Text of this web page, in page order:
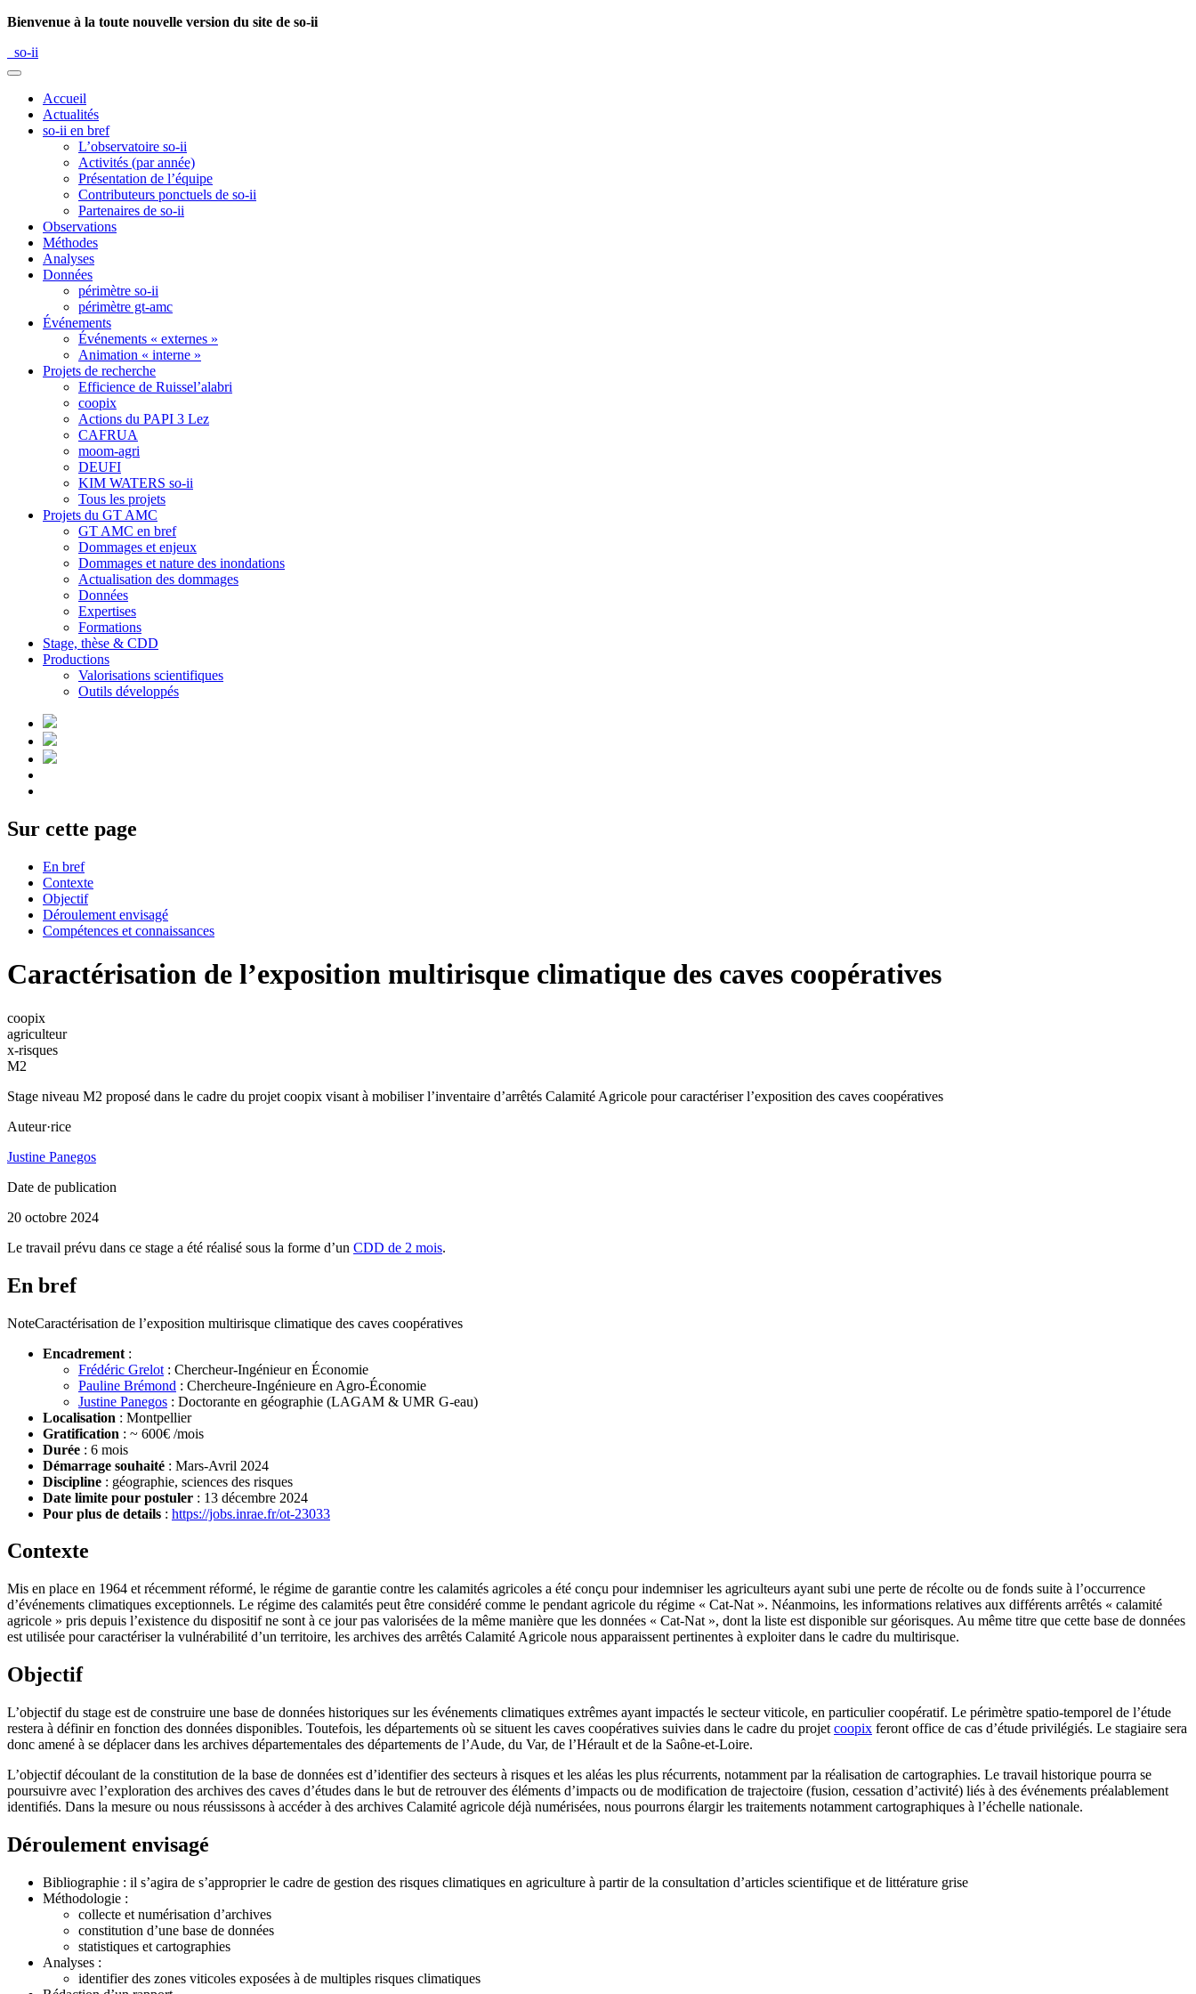
Bienvenue à la toute nouvelle version du site de so-ii
so-ii
Accueil
Actualités
so-ii en bref
L’observatoire so-ii
Activités (par année)
Présentation de l’équipe
Contributeurs ponctuels de so-ii
Partenaires de so-ii
Observations
Méthodes
Analyses
Données
périmètre so-ii
périmètre gt-amc
Événements
Événements « externes »
Animation « interne »
Projets de recherche
Efficience de Ruissel’alabri
coopix
Actions du PAPI 3 Lez
CAFRUA
moom-agri
DEUFI
KIM WATERS so-ii
Tous les projets
Projets du GT AMC
GT AMC en bref
Dommages et enjeux
Dommages et nature des inondations
Actualisation des dommages
Données
Expertises
Formations
Stage, thèse & CDD
Productions
Valorisations scientifiques
Outils développés
Sur cette page
En bref
Contexte
Objectif
Déroulement envisagé
Compétences et connaissances
Caractérisation de l’exposition multirisque climatique des caves coopératives
coopix
agriculteur
x-risques
M2
Stage niveau M2 proposé dans le cadre du projet coopix visant à mobiliser l’inventaire d’arrêtés Calamité Agricole pour caractériser l’exposition des caves coopératives
Auteur·rice
Justine Panegos
Date de publication
20 octobre 2024
Le travail prévu dans ce stage a été réalisé sous la forme d’un CDD de 2 mois.
En bref
NoteCaractérisation de l’exposition multirisque climatique des caves coopératives
Encadrement :
Frédéric Grelot : Chercheur-Ingénieur en Économie
Pauline Brémond : Chercheure-Ingénieure en Agro-Économie
Justine Panegos : Doctorante en géographie (LAGAM & UMR G-eau)
Localisation : Montpellier
Gratification : ~ 600€ /mois
Durée : 6 mois
Démarrage souhaité : Mars-Avril 2024
Discipline : géographie, sciences des risques
Date limite pour postuler : 13 décembre 2024
Pour plus de details : https://jobs.inrae.fr/ot-23033
Contexte
Mis en place en 1964 et récemment réformé, le régime de garantie contre les calamités agricoles a été conçu pour indemniser les agriculteurs ayant subi une perte de récolte ou de fonds suite à l’occurrence
d’événements climatiques exceptionnels. Le régime des calamités peut être considéré comme le pendant agricole du régime « Cat-Nat ». Néanmoins, les informations relatives aux différents arrêtés « calamité
agricole » pris depuis l’existence du dispositif ne sont à ce jour pas valorisées de la même manière que les données « Cat-Nat », dont la liste est disponible sur géorisques. Au même titre que cette base de données
est utilisée pour caractériser la vulnérabilité d’un territoire, les archives des arrêtés Calamité Agricole nous apparaissent pertinentes à exploiter dans le cadre du multirisque.
Objectif
L’objectif du stage est de construire une base de données historiques sur les événements climatiques extrêmes ayant impactés le secteur viticole, en particulier coopératif. Le périmètre spatio-temporel de l’étude
restera à définir en fonction des données disponibles. Toutefois, les départements où se situent les caves coopératives suivies dans le cadre du projet coopix feront office de cas d’étude privilégiés. Le stagiaire sera
donc amené à se déplacer dans les archives départementales des départements de l’Aude, du Var, de l’Hérault et de la Saône-et-Loire.
L’objectif découlant de la constitution de la base de données est d’identifier des secteurs à risques et les aléas les plus récurrents, notamment par la réalisation de cartographies. Le travail historique pourra se
poursuivre avec l’exploration des archives des caves d’études dans le but de retrouver des éléments d’impacts ou de modification de trajectoire (fusion, cessation d’activité) liés à des événements préalablement
identifiés. Dans la mesure ou nous réussissons à accéder à des archives Calamité agricole déjà numérisées, nous pourrons élargir les traitements notamment cartographiques à l’échelle nationale.
Déroulement envisagé
Bibliographie : il s’agira de s’approprier le cadre de gestion des risques climatiques en agriculture à partir de la consultation d’articles scientifique et de littérature grise
Méthodologie :
collecte et numérisation d’archives
constitution d’une base de données
statistiques et cartographies
Analyses :
identifier des zones viticoles exposées à de multiples risques climatiques